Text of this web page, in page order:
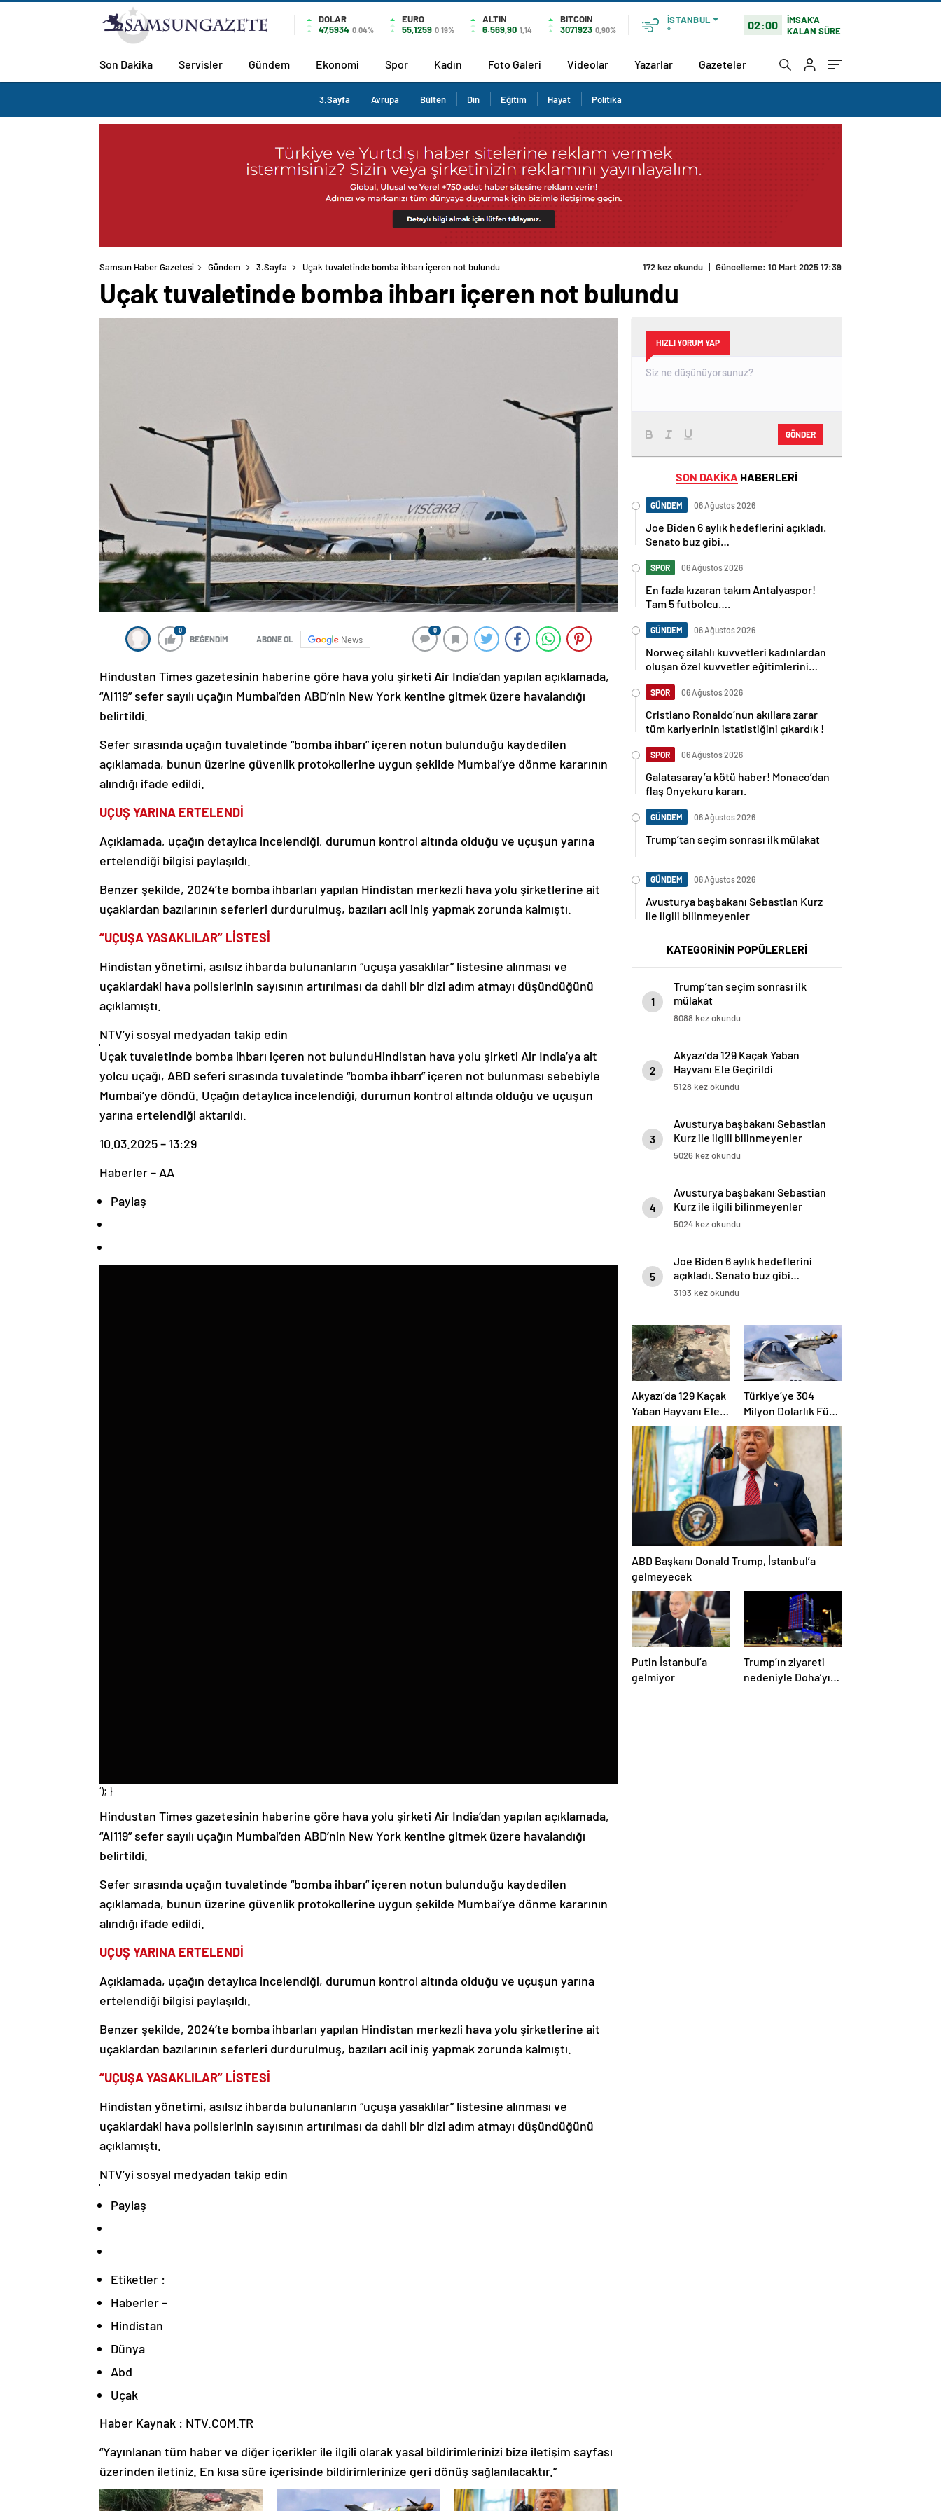
DOLAR
47,5934 0.04%
EURO
55,1259 0.19%
ALTIN
6.569,90 1,14
BITCOIN
3071923 0,90%
İSTANBUL
°
02:00
İMSAK'A
KALAN SÜRE
Son Dakika Servisler Gündem Ekonomi Spor Kadın Foto Galeri Videolar Yazarlar Gazeteler
3.Sayfa Avrupa Bülten Din Eğitim Hayat Politika
Samsun Haber Gazetesi Gündem 3.Sayfa Uçak tuvaletinde bomba ihbarı içeren not bulundu 172 kez okundu | Güncelleme: 10 Mart 2025 17:39
Uçak tuvaletinde bomba ihbarı içeren not bulundu
0
BEĞENDİM ABONE OL News
0
Hindustan Times gazetesinin haberine göre hava yolu şirketi Air India’dan yapılan açıklamada,
“AI119” sefer sayılı uçağın Mumbai’den ABD’nin New York kentine gitmek üzere havalandığı
belirtildi.
Sefer sırasında uçağın tuvaletinde “bomba ihbarı” içeren notun bulunduğu kaydedilen
açıklamada, bunun üzerine güvenlik protokollerine uygun şekilde Mumbai’ye dönme kararının
alındığı ifade edildi.
UÇUŞ YARINA ERTELENDİ
Açıklamada, uçağın detaylıca incelendiği, durumun kontrol altında olduğu ve uçuşun yarına
ertelendiği bilgisi paylaşıldı.
Benzer şekilde, 2024’te bomba ihbarları yapılan Hindistan merkezli hava yolu şirketlerine ait
uçaklardan bazılarının seferleri durdurulmuş, bazıları acil iniş yapmak zorunda kalmıştı.
“UÇUŞA YASAKLILAR” LİSTESİ
Hindistan yönetimi, asılsız ihbarda bulunanların “uçuşa yasaklılar” listesine alınması ve
uçaklardaki hava polislerinin sayısının artırılması da dahil bir dizi adım atmayı düşündüğünü
açıklamıştı.
NTV’yi sosyal medyadan takip edin
Uçak tuvaletinde bomba ihbarı içeren not bulunduHindistan hava yolu şirketi Air India’ya ait
yolcu uçağı, ABD seferi sırasında tuvaletinde “bomba ihbarı” içeren not bulunması sebebiyle
Mumbai’ye döndü. Uçağın detaylıca incelendiği, durumun kontrol altında olduğu ve uçuşun
yarına ertelendiği aktarıldı.
10.03.2025 – 13:29
Haberler – AA
Paylaş
‘); }
Hindustan Times gazetesinin haberine göre hava yolu şirketi Air India’dan yapılan açıklamada,
“AI119” sefer sayılı uçağın Mumbai’den ABD’nin New York kentine gitmek üzere havalandığı
belirtildi.
Sefer sırasında uçağın tuvaletinde “bomba ihbarı” içeren notun bulunduğu kaydedilen
açıklamada, bunun üzerine güvenlik protokollerine uygun şekilde Mumbai’ye dönme kararının
alındığı ifade edildi.
UÇUŞ YARINA ERTELENDİ
Açıklamada, uçağın detaylıca incelendiği, durumun kontrol altında olduğu ve uçuşun yarına
ertelendiği bilgisi paylaşıldı.
Benzer şekilde, 2024’te bomba ihbarları yapılan Hindistan merkezli hava yolu şirketlerine ait
uçaklardan bazılarının seferleri durdurulmuş, bazıları acil iniş yapmak zorunda kalmıştı.
“UÇUŞA YASAKLILAR” LİSTESİ
Hindistan yönetimi, asılsız ihbarda bulunanların “uçuşa yasaklılar” listesine alınması ve
uçaklardaki hava polislerinin sayısının artırılması da dahil bir dizi adım atmayı düşündüğünü
açıklamıştı.
NTV’yi sosyal medyadan takip edin
Paylaş
Etiketler :
Haberler –
Hindistan
Dünya
Abd
Uçak
Haber Kaynak : NTV.COM.TR
“Yayınlanan tüm haber ve diğer içerikler ile ilgili olarak yasal bildirimlerinizi bize iletişim sayfası
üzerinden iletiniz. En kısa süre içerisinde bildirimlerinize geri dönüş sağlanılacaktır.”
HIZLI YORUM YAP
GÖNDER
SON DAKİKA HABERLERİ
GÜNDEM 06 Ağustos 2026
Joe Biden 6 aylık hedeflerini açıkladı.
Senato buz gibi…
SPOR 06 Ağustos 2026
En fazla kızaran takım Antalyaspor!
Tam 5 futbolcu….
GÜNDEM 06 Ağustos 2026
Norweç silahlı kuvvetleri kadınlardan
oluşan özel kuvvetler eğitimlerini
SPOR 06 Ağustos 2026
Cristiano Ronaldo’nun akıllara zarar
tüm kariyerinin istatistiğini çıkardık !
SPOR 06 Ağustos 2026
Galatasaray’a kötü haber! Monaco’dan
flaş Onyekuru kararı.
GÜNDEM 06 Ağustos 2026
Trump’tan seçim sonrası ilk mülakat
GÜNDEM 06 Ağustos 2026
Avusturya başbakanı Sebastian Kurz
ile ilgili bilinmeyenler
KATEGORİNİN POPÜLERLERİ
1
Trump’tan seçim sonrası ilk
mülakat
8088 kez okundu
2
Akyazı’da 129 Kaçak Yaban
Hayvanı Ele Geçirildi
5128 kez okundu
3
Avusturya başbakanı Sebastian
Kurz ile ilgili bilinmeyenler
5026 kez okundu
4
Avusturya başbakanı Sebastian
Kurz ile ilgili bilinmeyenler
5024 kez okundu
5
Joe Biden 6 aylık hedeflerini
açıkladı. Senato buz gibi…
3193 kez okundu
Akyazı’da 129 Kaçak
Yaban Hayvanı Ele
Geçirildi
Türkiye’ye 304
Milyon Dolarlık Füze
Satışı Onayı
ABD Başkanı Donald Trump, İstanbul’a
gelmeyecek
Putin İstanbul’a
gelmiyor
Trump’ın ziyareti
nedeniyle Doha’yı